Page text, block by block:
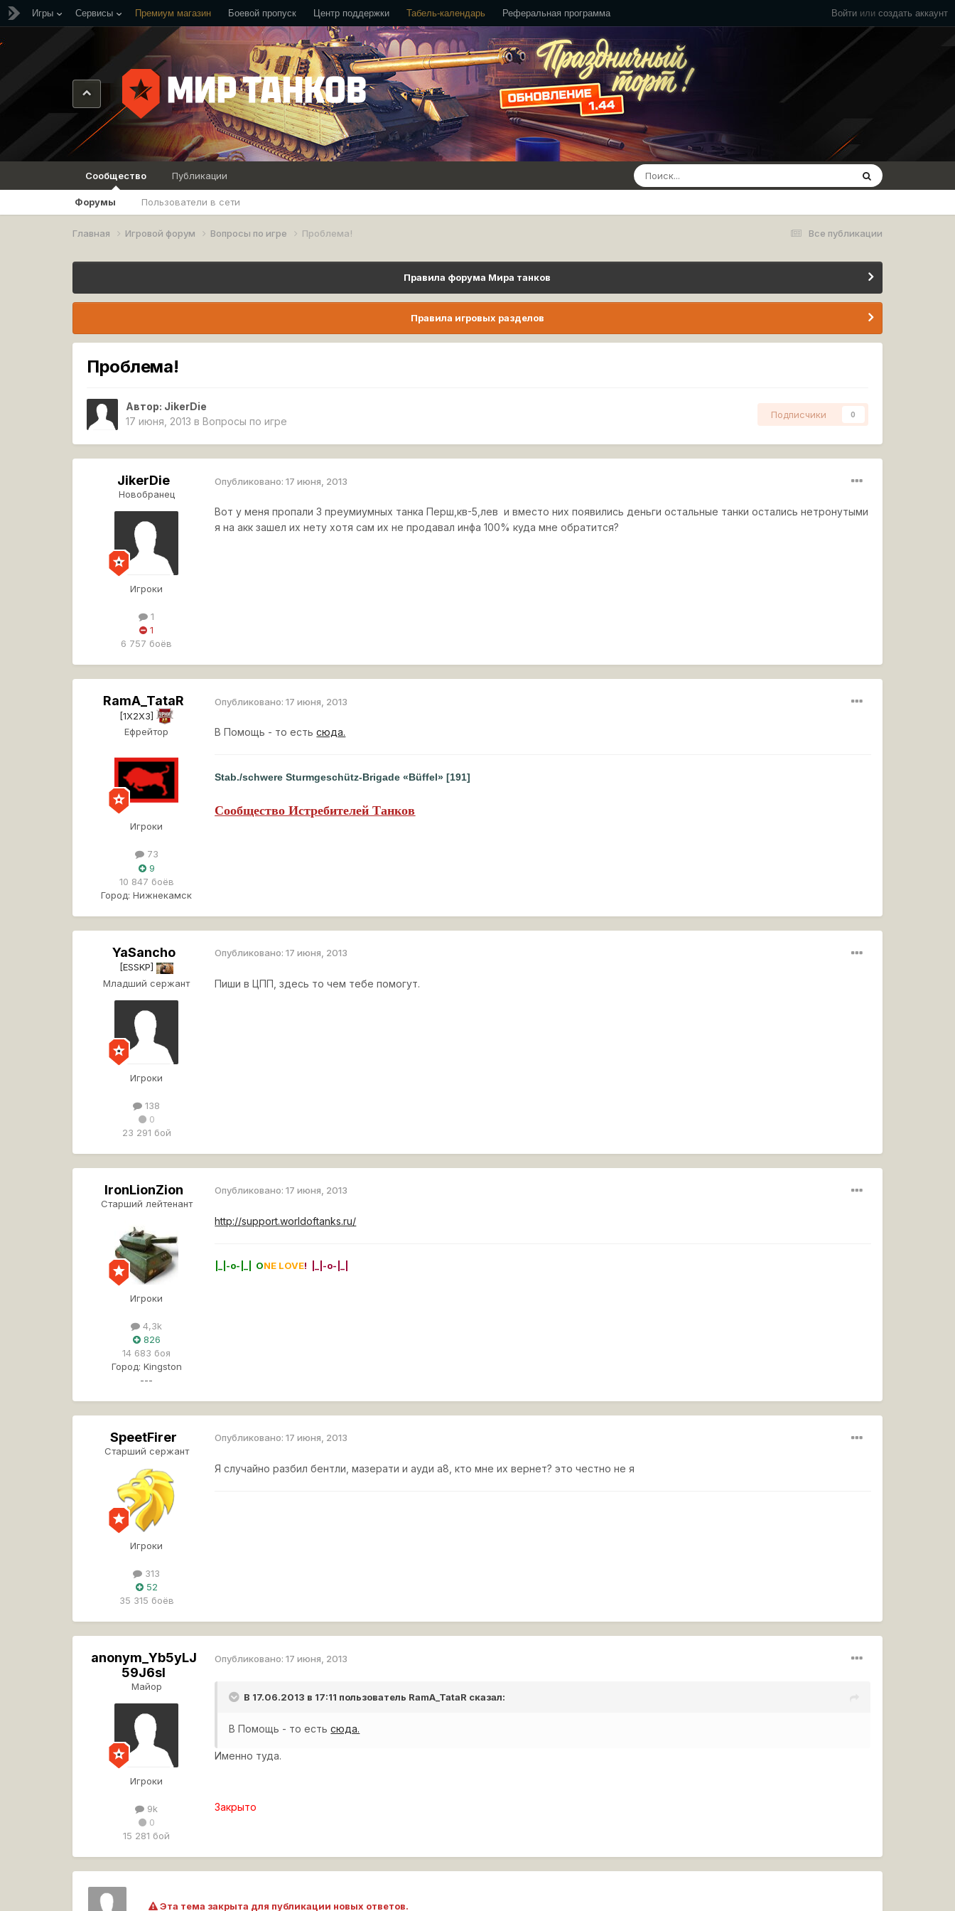
Войти или создать аккаунт
Игры Сервисы Премиум магазин Боевой пропуск Центр поддержки Табель-календарь Реферальная программа
Сообщество
Форумы Пользователи в сети
Публикации
Все публикации
Главная Игровой форум Вопросы по игре Проблема!
Правила форума Мира танков
Правила игровых разделов
Проблема!
Автор: JikerDie
17 июня, 2013 в Вопросы по игре
Подписчики 0
JikerDie
Новобранец
Игроки
1
1
6 757 боёв
Опубликовано:17 июня, 2013
Вот у меня пропали 3 преумиумных танка Перш,кв-5,лев и вместо них появились деньги остальные танки остались нетронутыми
я на акк зашел их нету хотя сам их не продавал инфа 100% куда мне обратится?
RamA_TataR
[1X2X3]
Ефрейтор
Игроки
73
9
10 847 боёв
Город: Нижнекамск
Опубликовано:17 июня, 2013
В Помощь - то естьсюда.
Stab./schwere Sturmgeschütz-Brigade «Büffel» [191]
Сообщество Истребителей Танков
YaSancho
[ESSKP]
Младший сержант
Игроки
138
0
23 291 бой
Опубликовано:17 июня, 2013
Пиши в ЦПП, здесь то чем тебе помогут.
IronLionZion
Старший лейтенант
Игроки
4,3k
826
14 683 боя
Город: Kingston
---
Опубликовано:17 июня, 2013
http://support.worldoftanks.ru/
|_|-o-|_| ONE LOVE! |_|-o-|_|
SpeetFirer
Старший сержант
Игроки
313
52
35 315 боёв
Опубликовано:17 июня, 2013
Я случайно разбил бентли, мазерати и ауди а8, кто мне их вернет? это честно не я
anonym_Yb5yLJ
59J6sI
Майор
Игроки
9k
0
15 281 бой
Опубликовано:17 июня, 2013
В 17.06.2013 в 17:11 пользователь RamA_TataR сказал:
В Помощь - то естьсюда.
Именно туда.
Закрыто
Эта тема закрыта для публикации новых ответов.